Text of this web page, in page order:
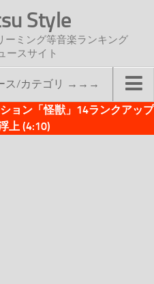
Style
ーミング等音楽ランキング
ースサイト
ス/カテゴリ →→→
ョン「怪獣」14ランクアップ
上 (4:10)